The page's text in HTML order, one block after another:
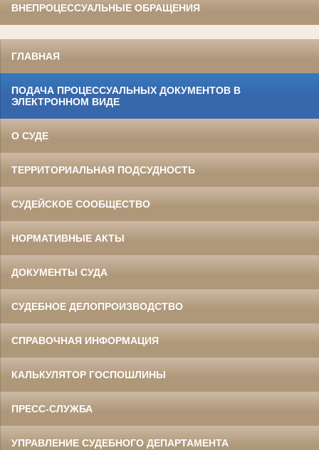
ВНЕПРОЦЕССУАЛЬНЫЕ ОБРАЩЕНИЯ
ГЛАВНАЯ
ПОДАЧА ПРОЦЕССУАЛЬНЫХ ДОКУМЕНТОВ В
ЭЛЕКТРОННОМ ВИДЕ
О СУДЕ
ТЕРРИТОРИАЛЬНАЯ ПОДСУДНОСТЬ
СУДЕЙСКОЕ СООБЩЕСТВО
НОРМАТИВНЫЕ АКТЫ
ДОКУМЕНТЫ СУДА
СУДЕБНОЕ ДЕЛОПРОИЗВОДСТВО
СПРАВОЧНАЯ ИНФОРМАЦИЯ
КАЛЬКУЛЯТОР ГОСПОШЛИНЫ
ПРЕСС-СЛУЖБА
УПРАВЛЕНИЕ СУДЕБНОГО ДЕПАРТАМЕНТА